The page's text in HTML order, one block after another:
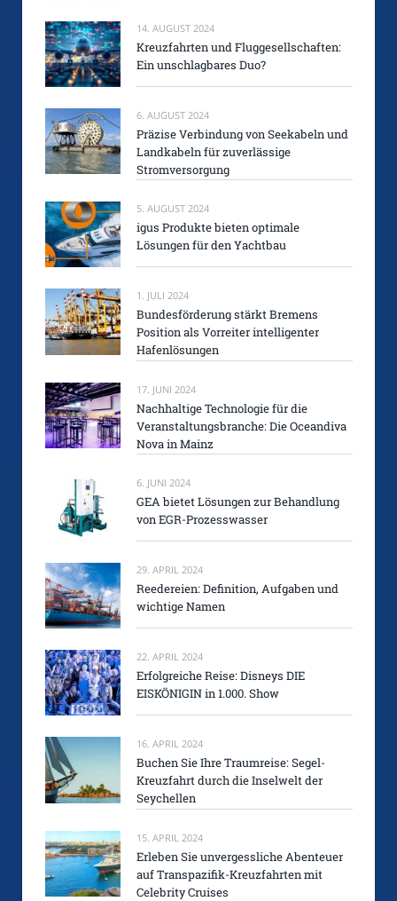
14. AUGUST 2024
Kreuzfahrten und Fluggesellschaften:
Ein unschlagbares Duo?
6. AUGUST 2024
Präzise Verbindung von Seekabeln und
Landkabeln für zuverlässige
Stromversorgung
5. AUGUST 2024
igus Produkte bieten optimale
Lösungen für den Yachtbau
1. JULI 2024
Bundesförderung stärkt Bremens
Position als Vorreiter intelligenter
Hafenlösungen
17. JUNI 2024
Nachhaltige Technologie für die
Veranstaltungsbranche: Die Oceandiva
Nova in Mainz
6. JUNI 2024
GEA bietet Lösungen zur Behandlung
von EGR-Prozesswasser
29. APRIL 2024
Reedereien: Definition, Aufgaben und
wichtige Namen
22. APRIL 2024
Erfolgreiche Reise: Disneys DIE
EISKÖNIGIN in 1.000. Show
16. APRIL 2024
Buchen Sie Ihre Traumreise: Segel-
Kreuzfahrt durch die Inselwelt der
Seychellen
15. APRIL 2024
Erleben Sie unvergessliche Abenteuer
auf Transpazifik-Kreuzfahrten mit
Celebrity Cruises